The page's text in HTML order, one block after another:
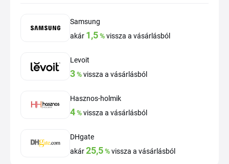
Samsung
akár 1,5%vissza a vásárlásból
Levoit
3%vissza a vásárlásból
Hasznos-holmik
4%vissza a vásárlásból
DHgate
akár25,5%vissza a vásárlásból